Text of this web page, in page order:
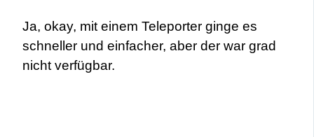
Ja, okay, mit einem Teleporter ginge es
schneller und einfacher, aber der war grad
nicht verfügbar.